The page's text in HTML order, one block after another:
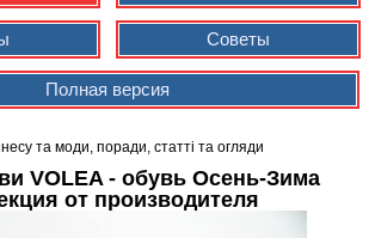
Советы
Полная версия
та моди, поради, статті та огляди
VOLEA - обувь Осень-Зима
от производителя